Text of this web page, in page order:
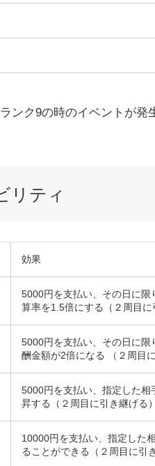
ンク9の時のイベントが発
リティ
効果
5000円を支払い、その日に限
算率を1.5倍にする（２周目に
5000円を支払い、その日に限
酬金額が2倍になる （２周目
5000円を支払い、指定した相
昇する（２周目に引き継げる）
10000円を支払い、指定した
ることができる（２周目に引